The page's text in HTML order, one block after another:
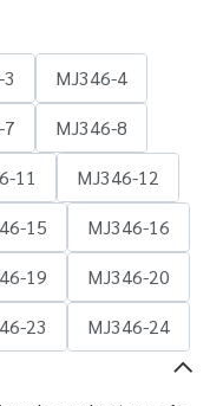
MJ346-4
7
MJ346-8
11
MJ346-12
15
MJ346-16
19
MJ346-20
23 MJ346-24